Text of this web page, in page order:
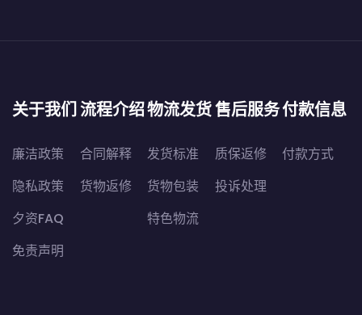
关于我们
廉洁政策
隐私政策
夕资FAQ
免责声明
流程介绍
合同解释
货物返修
物流发货
发货标准
货物包装
特色物流
售后服务
质保返修
投诉处理
付款信息
付款方式